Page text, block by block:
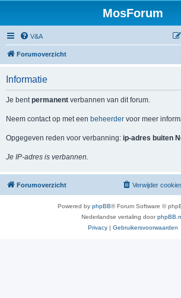
MosForum
V&A
Forumoverzicht
Informatie
Je bentpermanent verbannen van dit forum.
Neem contact op met een beheerder voor meer
Opgegeven reden voor verbanning: ip-adres buiten
Je IP-adres is verbannen.
Forumoverzicht Verwijder
Powered by phpBB® Forum Software ©
Nederlandse vertaling door
Privacy | Gebruikersvoorwaarden